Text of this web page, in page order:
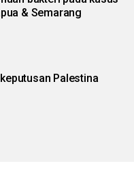
& Semarang
Palestina